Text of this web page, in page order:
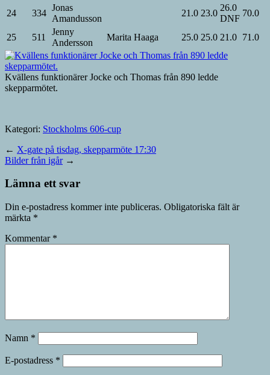
24 334
Jonas
Amandusson
21.0 23.0
26.0
DNF
70.0
25 511
Jenny
Andersson
Marita Haaga 25.0 25.0 21.0 71.0
Kvällens funktionärer Jocke och Thomas från 890 ledde
skepparmötet.
Kategori: Stockholms 606-cup
← X-gate på tisdag, skepparmöte 17:30
Bilder från igår→
Lämna ett svar
Din e-postadress kommer inte publiceras. Obligatoriska fält är
märkta *
Kommentar *
Namn *
E-postadress *